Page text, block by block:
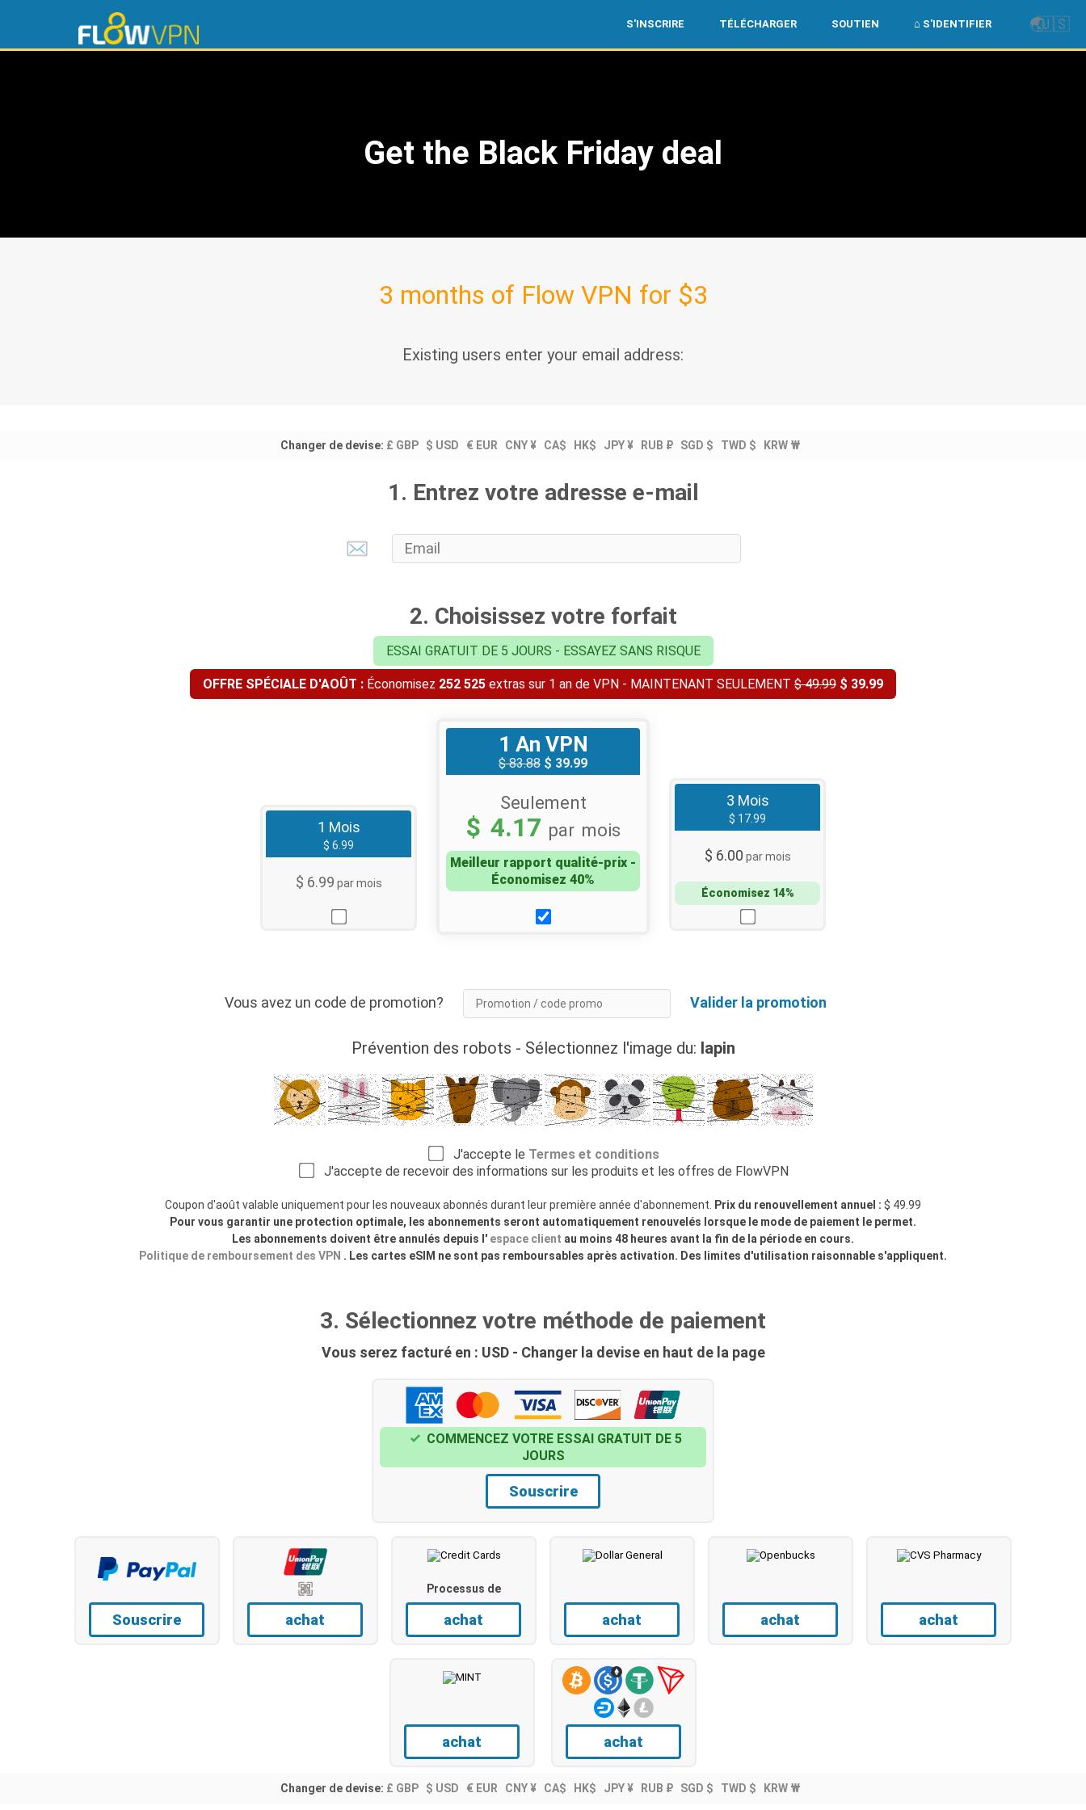
🌏🇺🇸
S'INSCRIRE TÉLÉCHARGER SOUTIEN ⌂ S'IDENTIFIER
Get the Black Friday deal
3 months of Flow VPN for $3
Existing users enter your email address:
Changer de devise: £ GBP $ USD € EUR CNY ¥ CA$ HK$ JPY ¥ RUB ₽ SGD $ TWD $ KRW ₩
1. Entrez votre adresse e-mail
2. Choisissez votre forfait
ESSAI GRATUIT DE 5 JOURS - ESSAYEZ SANS RISQUE
OFFRE SPÉCIALE D'AOÛT : Économisez 252 525 extras sur 1 an de VPN - MAINTENANT SEULEMENT $ 49.99 $ 39.99
1 Mois
$ 6.99
$ 6.99 par mois
1 An VPN
$ 83.88 $ 39.99
Seulement
$ 4.17 par mois
Meilleur rapport qualité-prix -
Économisez 40%
3 Mois
$ 17.99
$ 6.00 par mois
Économisez 14%
Vous avez un code de promotion? Valider la promotion
Prévention des robots - Sélectionnez l'image du: lapin
J'accepte le Termes et conditions
J'accepte de recevoir des informations sur les produits et les offres de FlowVPN
Coupon d'août valable uniquement pour les nouveaux abonnés durant leur première année d'abonnement. Prix du renouvellement annuel : $ 49.99
Pour vous garantir une protection optimale, les abonnements seront automatiquement renouvelés lorsque le mode de paiement le permet.
Les abonnements doivent être annulés depuis l' espace client au moins 48 heures avant la fin de la période en cours.
Politique de remboursement des VPN . Les cartes eSIM ne sont pas remboursables après activation. Des limites d'utilisation raisonnable s'appliquent.
3. Sélectionnez votre méthode de paiement
Vous serez facturé en : USD - Changer la devise en haut de la page
COMMENCEZ VOTRE ESSAI GRATUIT DE 5
JOURS
Souscrire
Souscrire achat
Processus de
sauvegarde
achat achat achat achat
achat achat
Changer de devise: £ GBP $ USD € EUR CNY ¥ CA$ HK$ JPY ¥ RUB ₽ SGD $ TWD $ KRW ₩